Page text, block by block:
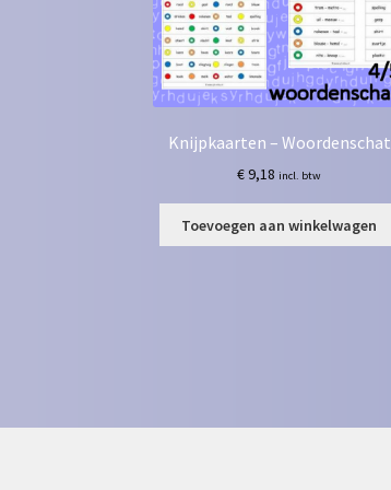
Knijpkaarten – Woordenschat
€9,18 incl. btw
Toevoegen aan winkelwagen